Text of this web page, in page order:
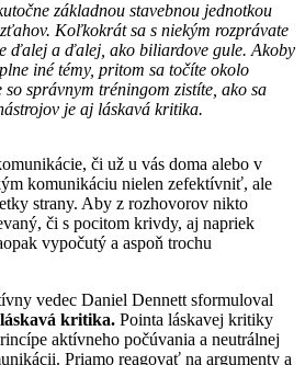
základnou stavebnou jednotkou
Koľkokrát sa s niekým rozprávate
ďalej a ďalej, ako biliardove gule. Akoby
iné témy, pritom sa točíte okolo
správnym tréningom zistíte, ako sa
je aj láskavá kritika.
či už u vás doma alebo v
komunikáciu nielen zefektívniť, ale
strany. Aby z rozhovorov nikto
či s pocitom krivdy, aj napriek
vypočutý a aspoň trochu
vedec Daniel Dennett sformuloval
láskavá kritika. Pointa láskavej kritiky
aktívneho počúvania a neutrálnej
Priamo reagovať na argumenty a